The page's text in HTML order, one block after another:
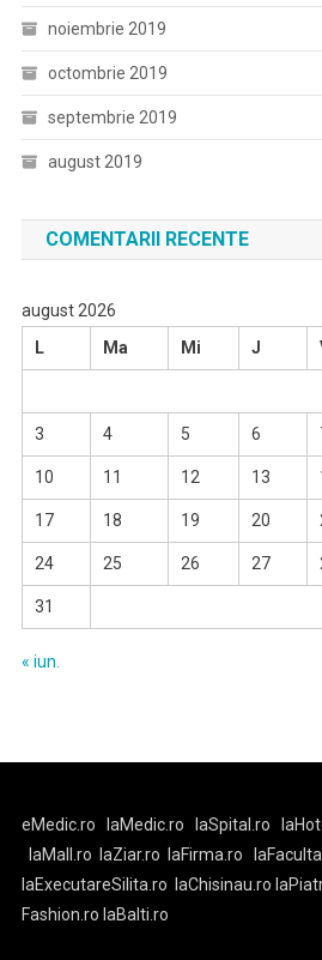
noiembrie 2019
octombrie 2019
septembrie 2019
august 2019
COMENTARII RECENTE
august 2026
L
Ma Mi J
3 4 5 6
10 11 12 13
17 18 19 20
24 25 26 27
31
« iun.
eMedic.ro laMedic.ro laSpital.ro
laMall.ro
laZiar.ro laFirma.ro
laExecutareSilita.ro
laChisinau.ro
Fashion.ro laBalti.ro